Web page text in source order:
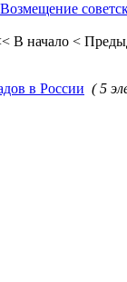
Возмещение
В начало <
в России ( 5